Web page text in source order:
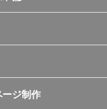
ージ制作